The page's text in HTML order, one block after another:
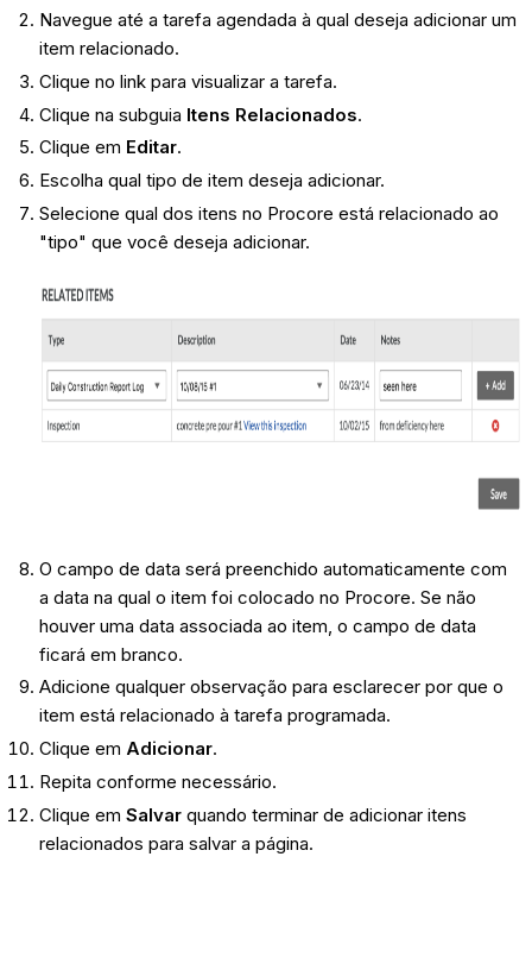
Navegue até a tarefa agendada à qual deseja adicionar um
item relacionado.
Clique no link para visualizar a tarefa.
Clique na subguia Itens Relacionados.
Clique em Editar.
Escolha qual tipo de item deseja adicionar.
Selecione qual dos itens no Procore está relacionado ao
"tipo" que você deseja adicionar.
O campo de data será preenchido automaticamente com
a data na qual o item foi colocado no Procore. Se não
houver uma data associada ao item, o campo de data
ficará em branco.
Adicione qualquer observação para esclarecer por que o
item está relacionado à tarefa programada.
Clique em Adicionar.
Repita conforme necessário.
Clique em Salvarquando terminar de adicionar itens
relacionados para salvar a página.